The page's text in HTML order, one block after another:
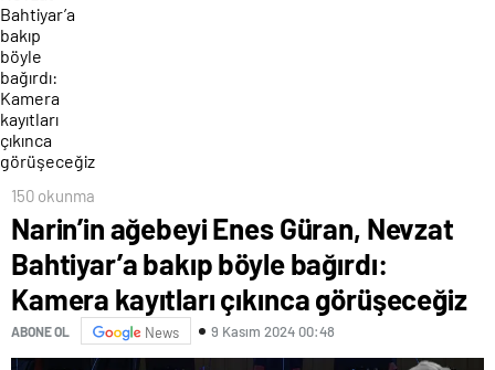
150 okunma
Narin’in ağebeyi Enes Güran, Nevzat
Bahtiyar’a bakıp böyle bağırdı:
Kamera kayıtları çıkınca görüşeceğiz
ABONE OL News 9 Kasım 2024 00:48